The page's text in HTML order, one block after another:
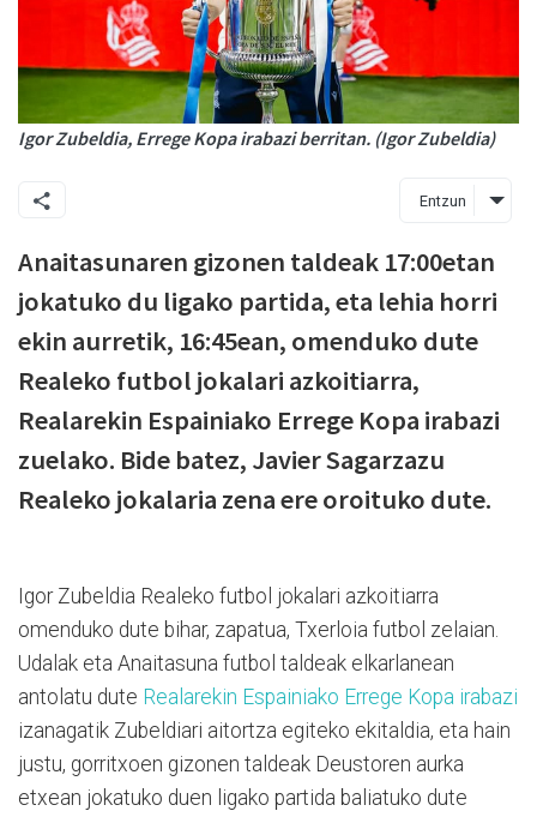
Igor Zubeldia, Errege Kopa irabazi berritan. (Igor Zubeldia)
Entzun
Anaitasunaren gizonen taldeak 17:00etan
jokatuko du ligako partida, eta lehia horri
ekin aurretik, 16:45ean, omenduko dute
Realeko futbol jokalari azkoitiarra,
Realarekin Espainiako Errege Kopa irabazi
zuelako. Bide batez, Javier Sagarzazu
Realeko jokalaria zena ere oroituko dute.
Igor Zubeldia Realeko futbol jokalari azkoitiarra
omenduko dute bihar, zapatua, Txerloia futbol zelaian.
Udalak eta Anaitasuna futbol taldeak elkarlanean
antolatu dute Realarekin Espainiako Errege Kopa irabazi
izanagatik Zubeldiari aitortza egiteko ekitaldia, eta hain
justu, gorritxoen gizonen taldeak Deustoren aurka
etxean jokatuko duen ligako partida baliatuko dute